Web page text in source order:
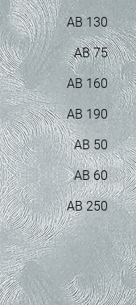
AB 130
AB 75
AB 160
AB 190
AB 50
AB 60
AB 250